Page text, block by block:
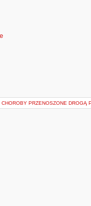
PRZENOSZONE DROGĄ